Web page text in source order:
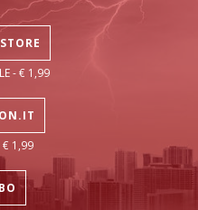
- € 1,99
€ 1,99